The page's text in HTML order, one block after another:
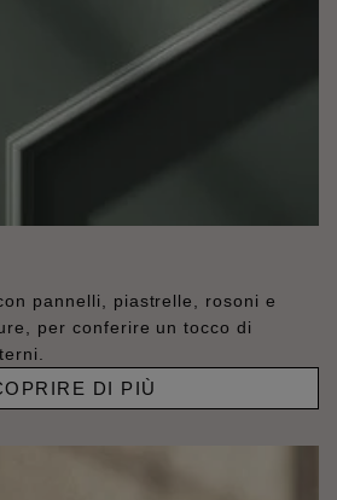
pannelli, piastrelle, rosoni e
per conferire un tocco di
DI PIÙ